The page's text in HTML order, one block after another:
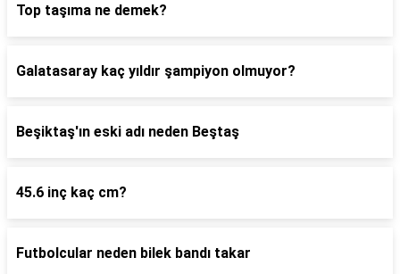
Top taşıma ne demek?
Galatasaray kaç yıldır şampiyon olmuyor?
Beşiktaş'ın eski adı neden Beştaş
45.6 inç kaç cm?
Futbolcular neden bilek bandı takar